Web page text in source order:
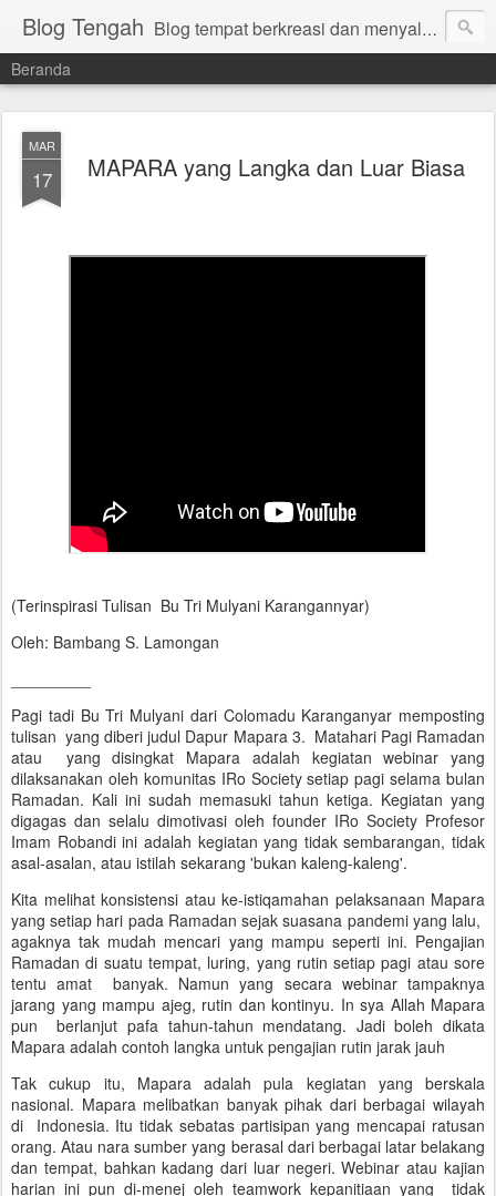
Blog Tengah Blog tempat berkreasi dan menyalurkan gagasan yang manfaat. Bambang Sugiharto.
Beranda
MAR
17 MAPARA yang Langka dan Luar Biasa
(Terinspirasi Tulisan Bu Tri Mulyani Karangannyar)
Oleh: Bambang S. Lamongan
Pagi tadi Bu Tri Mulyani dari Colomadu Karanganyar memposting
tulisan yang diberi judul Dapur Mapara 3. Matahari Pagi Ramadan
atau yang disingkat Mapara adalah kegiatan webinar yang
dilaksanakan oleh komunitas IRo Society setiap pagi selama bulan
Ramadan. Kali ini sudah memasuki tahun ketiga. Kegiatan yang
digagas dan selalu dimotivasi oleh founder IRo Society Profesor
Imam Robandi ini adalah kegiatan yang tidak sembarangan, tidak
asal-asalan, atau istilah sekarang 'bukan kaleng-kaleng'.
Kita melihat konsistensi atau ke-istiqamahan pelaksanaan Mapara
yang setiap hari pada Ramadan sejak suasana pandemi yang lalu,
agaknya tak mudah mencari yang mampu seperti ini. Pengajian
Ramadan di suatu tempat, luring, yang rutin setiap pagi atau sore
tentu amat banyak. Namun yang secara webinar tampaknya
jarang yang mampu ajeg, rutin dan kontinyu. In sya Allah Mapara
pun berlanjut pafa tahun-tahun mendatang. Jadi boleh dikata
Mapara adalah contoh langka untuk pengajian rutin jarak jauh
Tak cukup itu, Mapara adalah pula kegiatan yang berskala
nasional. Mapara melibatkan banyak pihak dari berbagai wilayah
di Indonesia. Itu tidak sebatas partisipan yang mencapai ratusan
orang. Atau nara sumber yang berasal dari berbagai latar belakang
dan tempat, bahkan kadang dari luar negeri. Webinar atau kajian
harian ini pun di-menej oleh teamwork kepanitiaan yang tidak